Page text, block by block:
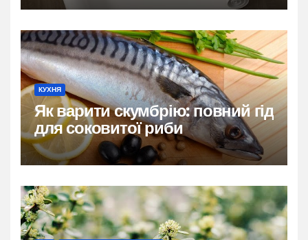
КУХНЯ
Як варити скумбрію: повний гід
для соковитої риби